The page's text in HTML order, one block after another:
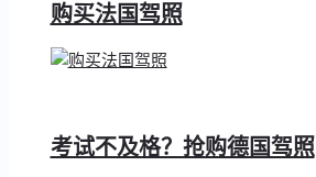
购买法国驾照
考试不及格？抢购德国驾照